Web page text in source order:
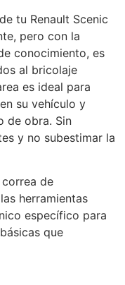
tu Renault Scenic
pero con la
conocimiento, es
al bricolaje
es ideal para
su vehículo y
de obra. Sin
y no subestimar la
de
herramientas
específico para
que